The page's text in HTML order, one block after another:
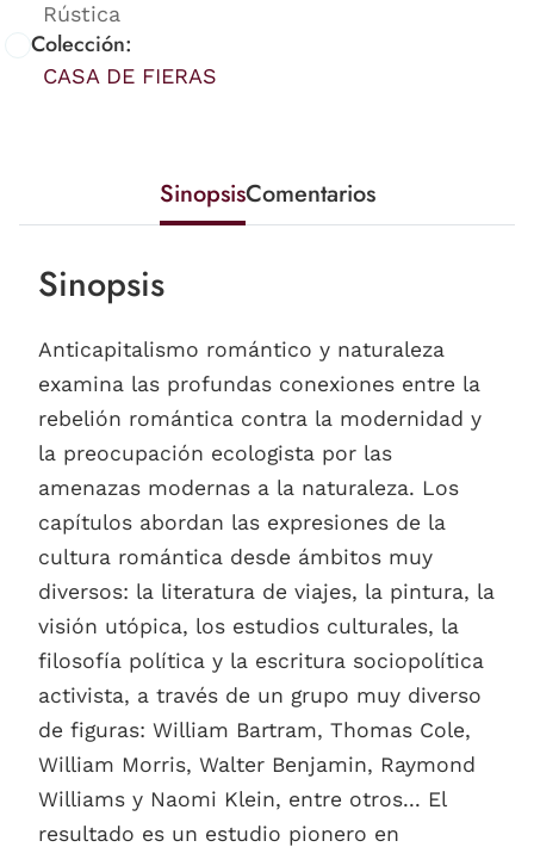
Rústica
Colección:
CASA DE FIERAS
SinopsisComentarios
Sinopsis
Anticapitalismo romántico y naturaleza
examina las profundas conexiones entre la
rebelión romántica contra la modernidad y
la preocupación ecologista por las
amenazas modernas a la naturaleza. Los
capítulos abordan las expresiones de la
cultura romántica desde ámbitos muy
diversos: la literatura de viajes, la pintura, la
visión utópica, los estudios culturales, la
filosofía política y la escritura sociopolítica
activista, a través de un grupo muy diverso
de figuras: William Bartram, Thomas Cole,
William Morris, Walter Benjamin, Raymond
Williams y Naomi Klein, entre otros... El
resultado es un estudio pionero en